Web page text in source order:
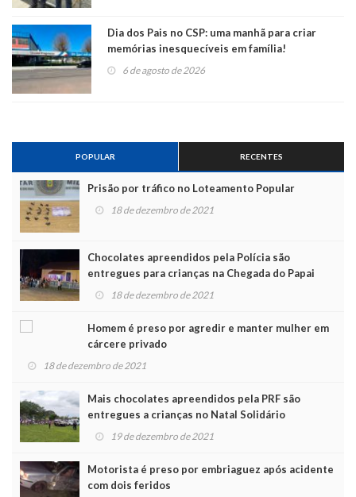
Dia dos Pais no CSP: uma manhã para criar
memórias inesquecíveis em família!
6 de agosto de 2026
POPULAR RECENTES
Prisão por tráfico no Loteamento Popular
18 de dezembro de 2021
Chocolates apreendidos pela Polícia são
entregues para crianças na Chegada do Papai
Noel
18 de dezembro de 2021
Homem é preso por agredir e manter mulher em
cárcere privado
18 de dezembro de 2021
Mais chocolates apreendidos pela PRF são
entregues a crianças no Natal Solidário
19 de dezembro de 2021
Motorista é preso por embriaguez após acidente
com dois feridos